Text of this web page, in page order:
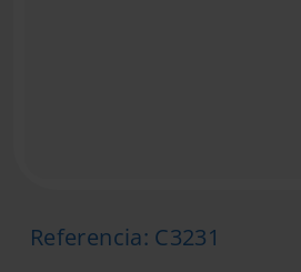
Referencia: C3231